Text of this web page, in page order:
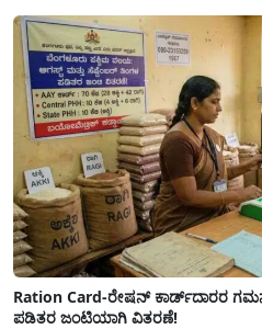
Ration Card-ರೇಷನ್ ಕಾರ್ಡ್‍ದಾರರ
ಪಡಿತರ ಜಂಟಿಯಾಗಿ ವಿತರಣೆ!